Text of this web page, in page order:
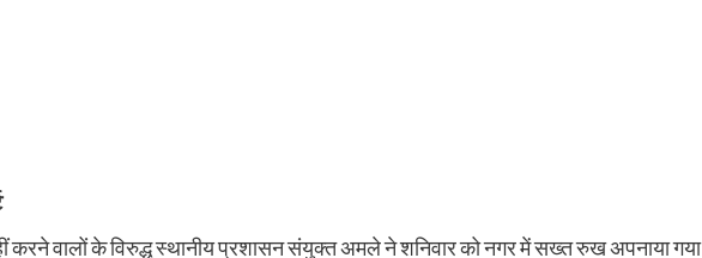
करने वालों के विरुद्ध स्थानीय प्रशासन संयुक्त अमले ने शनिवार को नगर में सख्त रुख अपनाया गया